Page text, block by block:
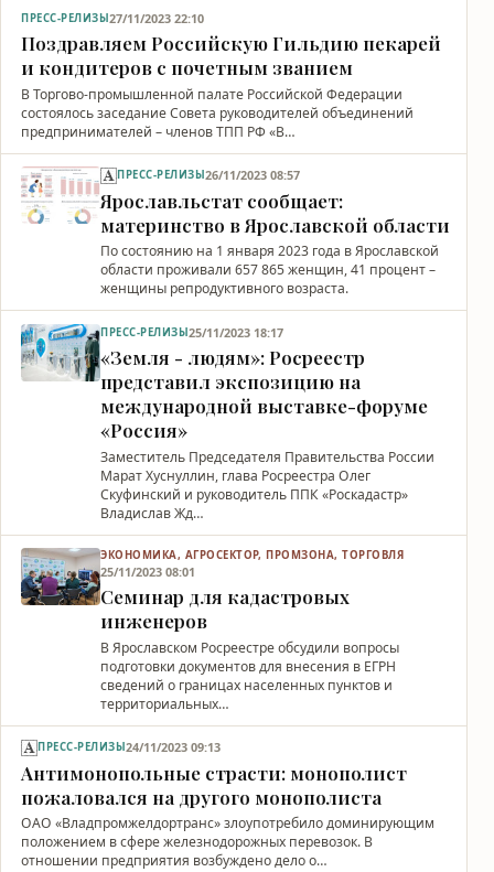
ПРЕСС-РЕЛИЗЫ27/11/2023 22:10
Поздравляем Российскую Гильдию пекарей
и кондитеров с почетным званием
В Торгово-промышленной палате Российской Федерации
состоялось заседание Совета руководителей объединений
предпринимателей – членов ТПП РФ «В…
ПРЕСС-РЕЛИЗЫ26/11/2023 08:57
Ярославльстат сообщает:
материнство в Ярославской области
По состоянию на 1 января 2023 года в Ярославской
области проживали 657 865 женщин, 41 процент –
женщины репродуктивного возраста.
ПРЕСС-РЕЛИЗЫ25/11/2023 18:17
«Земля - людям»: Росреестр
представил экспозицию на
международной выставке-форуме
«Россия»
Заместитель Председателя Правительства России
Марат Хуснуллин, глава Росреестра Олег
Скуфинский и руководитель ППК «Роскадастр»
Владислав Жд…
ЭКОНОМИКА, АГРОСЕКТОР, ПРОМЗОНА, ТОРГОВЛЯ
25/11/2023 08:01
Семинар для кадастровых
инженеров
В Ярославском Росреестре обсудили вопросы
подготовки документов для внесения в ЕГРН
сведений о границах населенных пунктов и
территориальных…
ПРЕСС-РЕЛИЗЫ24/11/2023 09:13
Антимонопольные страсти: монополист
пожаловался на другого монополиста
ОАО «Владпромжелдортранс» злоупотребило доминирующим
положением в сфере железнодорожных перевозок. В
отношении предприятия возбуждено дело о…